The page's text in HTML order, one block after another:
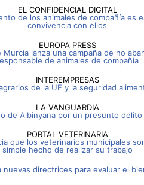
EL CONFIDENCIAL DIGITAL
de los animales de compañía es
convivencia con ellos
EUROPA PRESS
Murcia lanza una campaña de no
de animales de compañía
INTEREMPRESAS
de la UE y la seguridad
LA VANGUARDIA
de Albinyana por un presunto
PORTAL VETERINARIA
que los veterinarios municipales
simple hecho de realizar su trabajo
nuevas directrices para evaluar el